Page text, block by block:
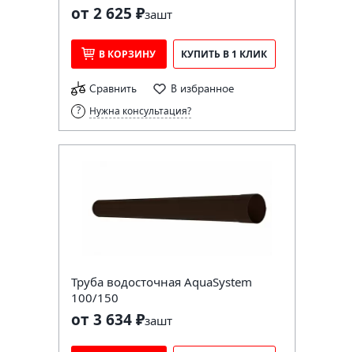
от 2 625 ₽зашт
В КОРЗИНУ КУПИТЬ В 1 КЛИК
Сравнить В избранное
Нужна консультация?
Труба водосточная AquaSystem
100/150
от 3 634 ₽зашт